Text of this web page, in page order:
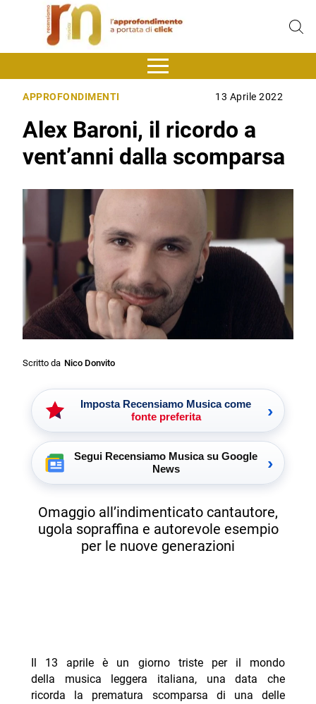
APPROFONDIMENTI 13 Aprile 2022
Alex Baroni, il ricordo a
vent’anni dalla scomparsa
Scritto da Nico Donvito
Imposta Recensiamo Musica come
fonte preferita
›
Segui Recensiamo Musica su Google
News
›
Omaggio all’indimenticato cantautore,
ugola sopraffina e autorevole esempio
per le nuove generazioni
Il 13 aprile è un giorno triste per il mondo
della musica leggera italiana, una data che
ricorda la prematura scomparsa di una delle